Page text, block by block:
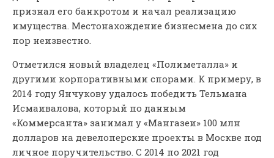
признал его банкротом и начал реализацию
имущества. Местонахождение бизнесмена до сих
пор неизвестно.
Отметился новый владелец «Полиметалла» и
другими корпоративными спорами. К примеру, в
2014 году Янчукову удалось победить Тельмана
Исмаивалова, который по данным
«Коммерсанта» занимал у «Мангазеи» 100 млн
долларов на девелоперские проекты в Москве под
личное поручительство. С 2014 по 2021 год